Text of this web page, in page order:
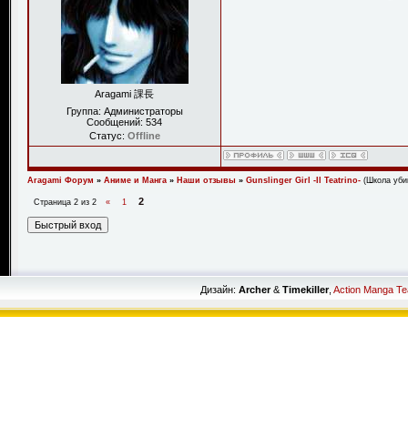
Aragami 課長
Группа: Администраторы
Сообщений:534
Статус: Offline
Aragami Форум » Аниме и Манга » Наши отзывы » Gunslinger Girl -Il Teatrino- (Школа
Страница 2 из 2 « 1 2
Дизайн:Archer&Timekiller,Action Manga